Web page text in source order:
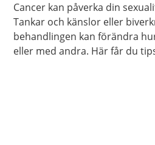
Cancer kan påverka din
Tankar och känslor eller
behandlingen kan förändra
eller med andra. Här får du